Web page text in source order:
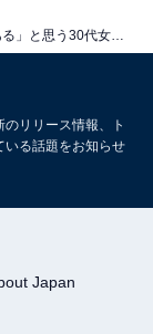
リリース情報、ト
いる話題をお知らせ
Japan